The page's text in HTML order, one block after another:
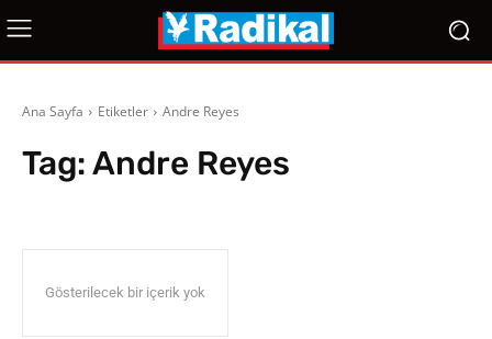
Ana Sayfa Etiketler Andre Reyes
Tag:Andre Reyes
Gösterilecek bir içerik yok